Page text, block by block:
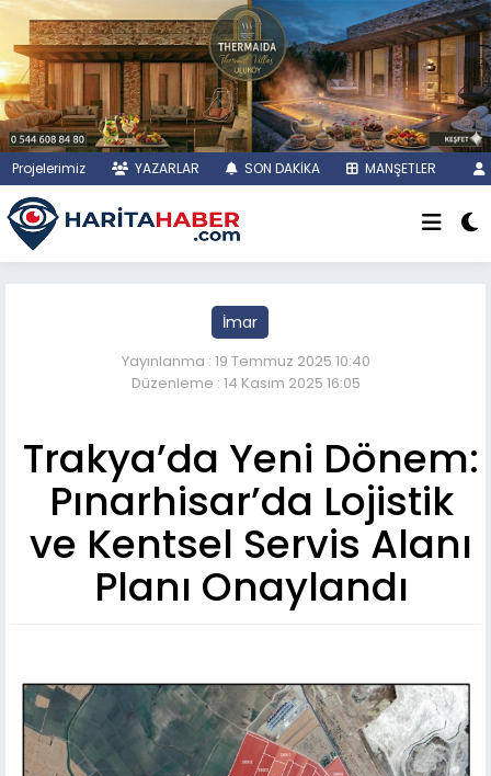
Projelerimiz YAZARLAR SON DAKİKA MANŞETLER
İmar
Yayınlanma : 19 Temmuz 2025 10:40
Düzenleme : 14 Kasım 2025 16:05
Trakya’da Yeni Dönem:
Pınarhisar’da Lojistik
ve Kentsel Servis Alanı
Planı Onaylandı